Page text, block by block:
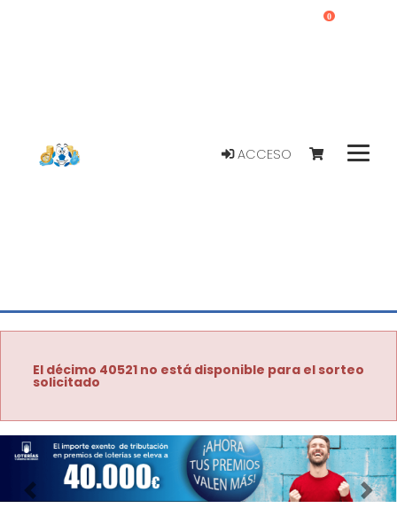
ACCESO
0
El décimo 40521 no está disponible para el sorteo
solicitado
Imagen anterior